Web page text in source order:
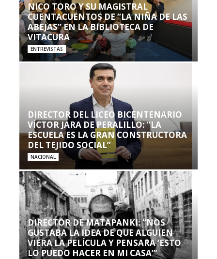
NICO TORO Y SU MAGISTRAL
CUENTACUENTOS DE “LA NIÑA DE LAS
ABEJAS” EN LA BIBLIOTECA DE
VITACURA
ENTREVISTAS
DIRECTOR DEL LICEO BICENTENARIO
VÍCTOR JARA DE PERALILLO: “LA
ESCUELA ES LA GRAN CONSTRUCTORA
DEL TEJIDO SOCIAL”
NACIONAL
DIRECTOR DE MATAPANKI: “NOS
GUSTABA LA IDEA DE QUE ALGUIEN
VIERA LA PELÍCULA Y PENSARA ‘ESTO
LO PUEDO HACER EN MI CASA’”